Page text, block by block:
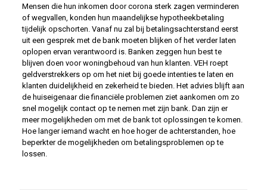
Mensen die hun inkomen door corona sterk zagen verminderen
of wegvallen, konden hun maandelijkse hypotheekbetaling
tijdelijk opschorten. Vanaf nu zal bij betalingsachterstand eerst
uit een gesprek met de bank moeten blijken of het verder laten
oplopen ervan verantwoord is. Banken zeggen hun best te
blijven doen voor woningbehoud van hun klanten. VEH roept
geldverstrekkers op om het niet bij goede intenties te laten en
klanten duidelijkheid en zekerheid te bieden. Het advies blijft aan
de huiseigenaar die financiële problemen ziet aankomen om zo
snel mogelijk contact op te nemen met zijn bank. Dan zijn er
meer mogelijkheden om met de bank tot oplossingen te komen.
Hoe langer iemand wacht en hoe hoger de achterstanden, hoe
beperkter de mogelijkheden om betalingsproblemen op te
lossen.